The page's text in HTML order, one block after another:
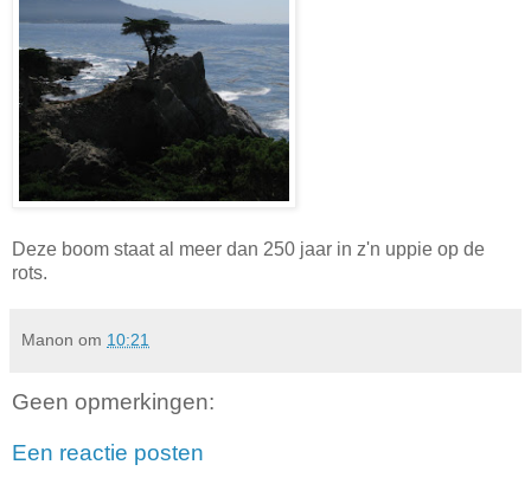
Deze boom staat al meer dan 250 jaar in z'n uppie op de
rots.
Manon om 10:21
Geen opmerkingen:
Een reactie posten